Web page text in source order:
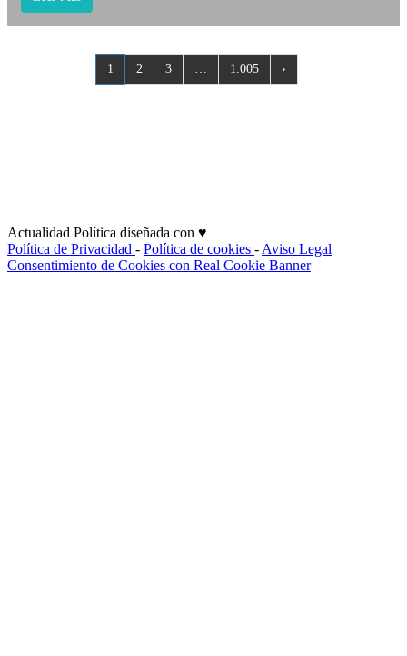
1 2 3 … 1.005 ›
Actualidad Política diseñada con ♥
Política de Privacidad - Política de cookies - Aviso Legal
Consentimiento de Cookies con Real Cookie Banner